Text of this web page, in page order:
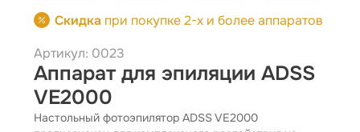
Скидка при покупке 2-х и более аппаратов
Артикул: 0023
Аппарат для эпиляции ADSS
VE2000
Настольный фотоэпилятор ADSS VE2000